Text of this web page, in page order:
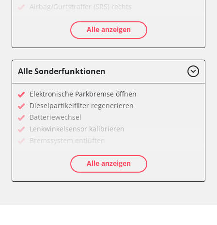
Airbag/Gurtstraffer (SRS) rechts
Allradelektronik
Anhängersteuergerät
Diagnoseschnittstelle (EOBD/OBDII)
Einparkhilfe
Einparkhilfe Lenkhilfe
Einstiegshilfe Beifahrer
Einstiegshilfe Fahrer
Fahrererkennung
Fahrtrichtungskamera
Fernlichtassistent
Alle anzeigen
Alle Sonderfunktionen
Elektronische Parkbremse öffnen
Dieselpartikelfilter regenerieren
Batteriewechsel
Lenkwinkelsensor kalibrieren
Bremssystem entlüften
AGR Ventil anlernen
Luftmassenmesser anlernen
Alle anzeigen